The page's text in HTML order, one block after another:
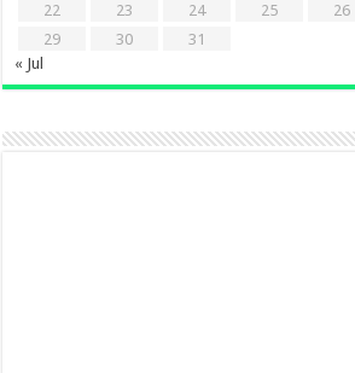
22
23 24 25 26
29
30
31
« Jul